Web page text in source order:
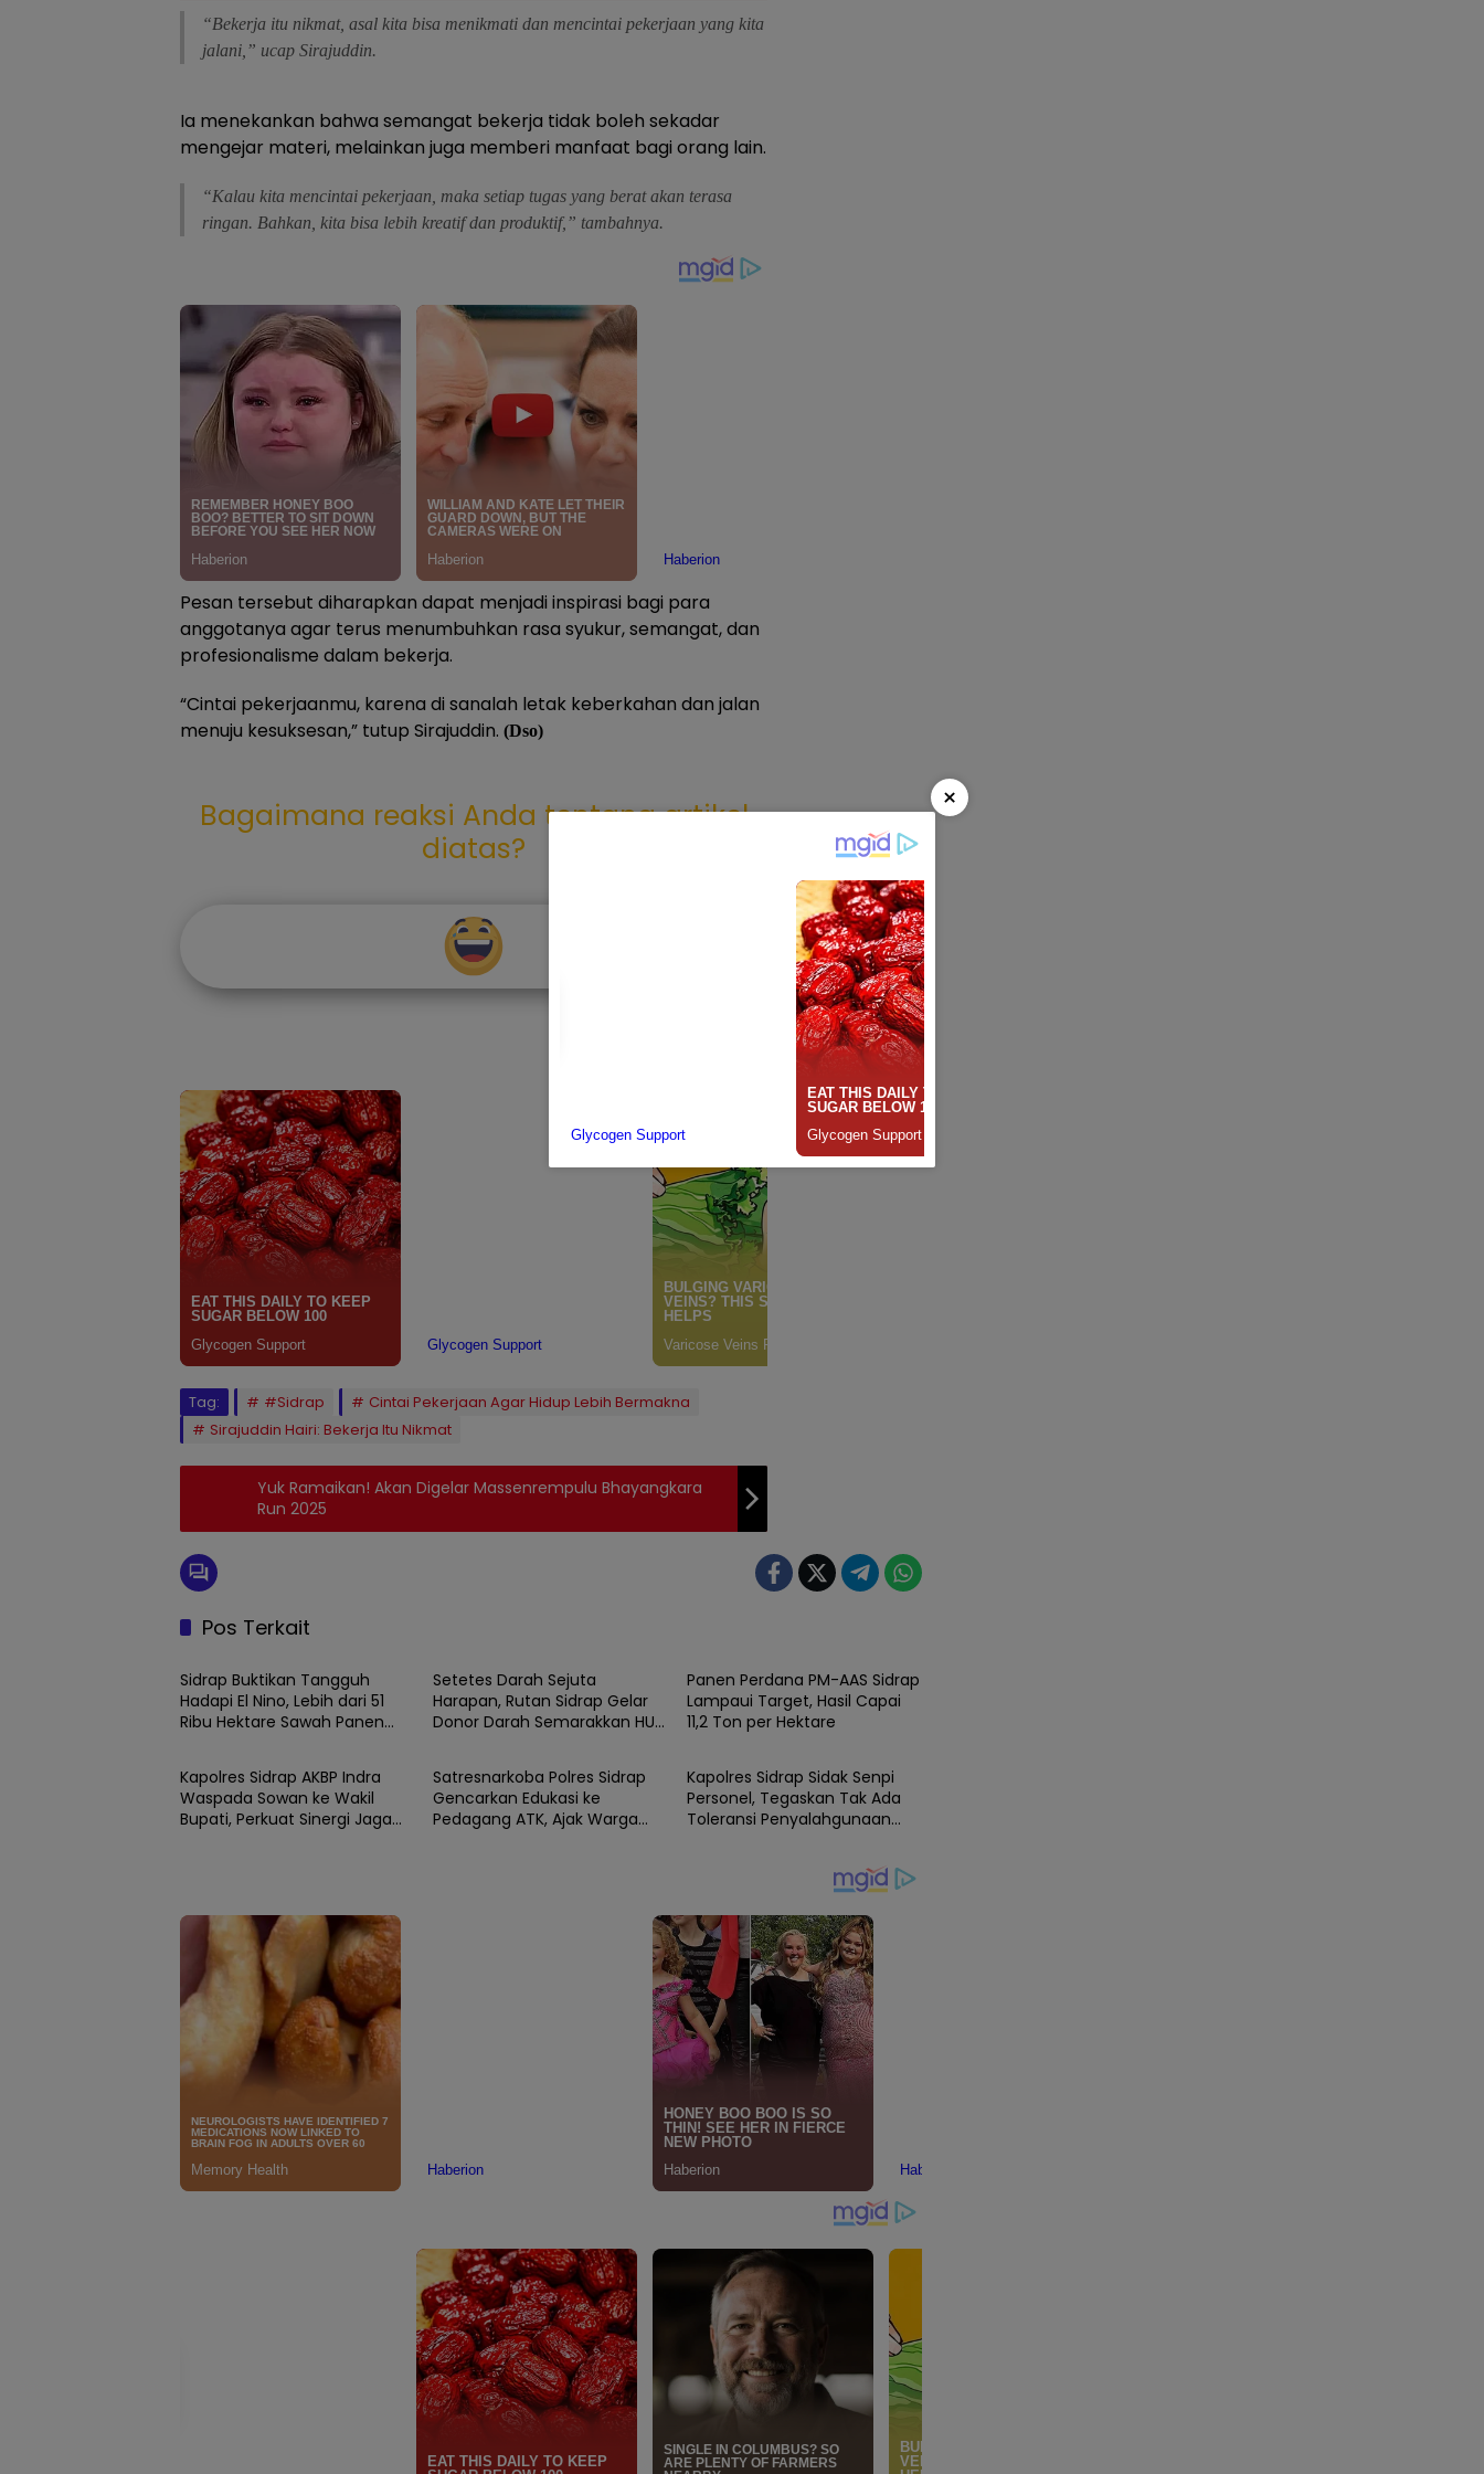
“Bekerja itu nikmat, asal kita bisa menikmati dan mencintai pekerjaan yang kita
jalani,” ucap Sirajuddin.
Ia menekankan bahwa semangat bekerja tidak boleh sekadar
mengejar materi, melainkan juga memberi manfaat bagi orang lain.
“Kalau kita mencintai pekerjaan, maka setiap tugas yang berat akan terasa
ringan. Bahkan, kita bisa lebih kreatif dan produktif,” tambahnya.
Pesan tersebut diharapkan dapat menjadi inspirasi bagi para
anggotanya agar terus menumbuhkan rasa syukur, semangat, dan
profesionalisme dalam bekerja.
“Cintai pekerjaanmu, karena di sanalah letak keberkahan dan jalan
menuju kesuksesan,” tutup Sirajuddin. (Dso)
Bagaimana reaksi Anda tentang artikel
diatas?
Tag: #Sidrap
Cintai Pekerjaan Agar Hidup Lebih Bermakna
Sirajuddin Hairi: Bekerja Itu Nikmat
Yuk Ramaikan! Akan Digelar Massenrempulu Bhayangkara
Run 2025
Pos Terkait
SIDRAP
Sidrap Buktikan Tangguh
Hadapi El Nino, Lebih dari 51
Ribu Hektare Sawah Panen
Setetes Darah Sejuta
Harapan, Rutan Sidrap Gelar
Donor Darah Semarakkan HUT
Panen Perdana PM-AAS Sidrap
Lampaui Target, Hasil Capai
11,2 Ton per Hektare
SIDRAP
Kapolres Sidrap AKBP Indra
Waspada Sowan ke Wakil
Bupati, Perkuat Sinergi Jaga
SIDRAP
Satresnarkoba Polres Sidrap
Gencarkan Edukasi ke
Pedagang ATK, Ajak Warga
SIDRAP
Kapolres Sidrap Sidak Senpi
Personel, Tegaskan Tak Ada
Toleransi Penyalahgunaan
×